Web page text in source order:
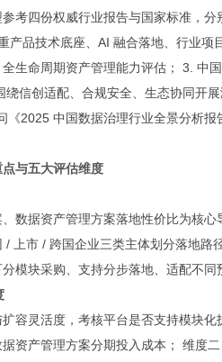
考四份权威行业报告与国家标准，
产品技术底座、AI 融合落地、行业
生命周期资产管理能力评估； 3. 中
绕信创适配、合规安全、生态协同开
《2025 中国数据治理行业全景分析
点与五大评估维度
数据资产管理方案落地性价比为核
/ 上市 / 跨国企业三类主体划分落地
模块采购、支持分步落地、适配不
容灵活度，考核平台是否支持模块
资产管理方案分期投入成本； 维度